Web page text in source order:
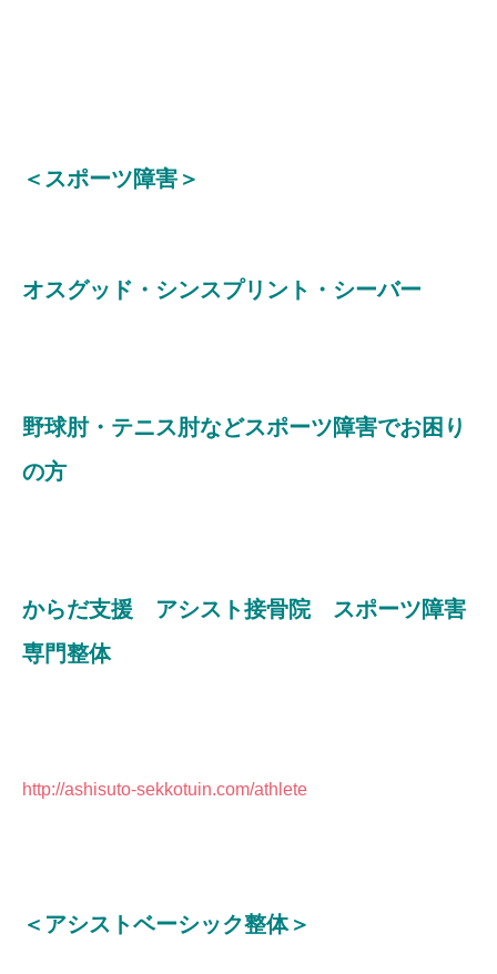
＜スポーツ障害＞
オスグッド・シンスプリント・シーバー
野球肘・テニス肘などスポーツ障害でお困り
の方
からだ支援 アシスト接骨院 スポーツ障害
専門整体
http://ashisuto-sekkotuin.com/athlete
＜アシストベーシック整体＞